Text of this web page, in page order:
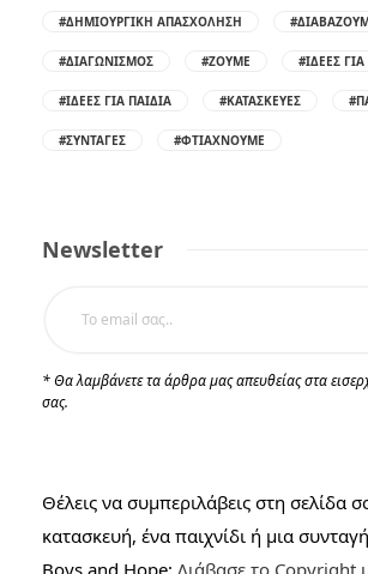
#ΔΗΜΙΟΥΡΓΙΚΉ ΑΠΑΣΧΌΛΗΣΗ
#ΔΙΑΓΩΝΙΣΜΌΣ #ΖΟΎΜΕ #ΙΔΈΕΣ
#ΙΔΈΕΣ ΓΙΑ ΠΑΙΔΙΆ #ΚΑΤΑΣΚΕΥΈΣ
#ΣΥΝΤΑΓΈΣ #ΦΤΙΆΧΝΟΥΜΕ
Newsletter
* Θα λαμβάνετε τα άρθρα μας απευθείας στα
σας.
Θέλεις να συμπεριλάβεις στη σελίδα
κατασκευή, ένα παιχνίδι ή μια